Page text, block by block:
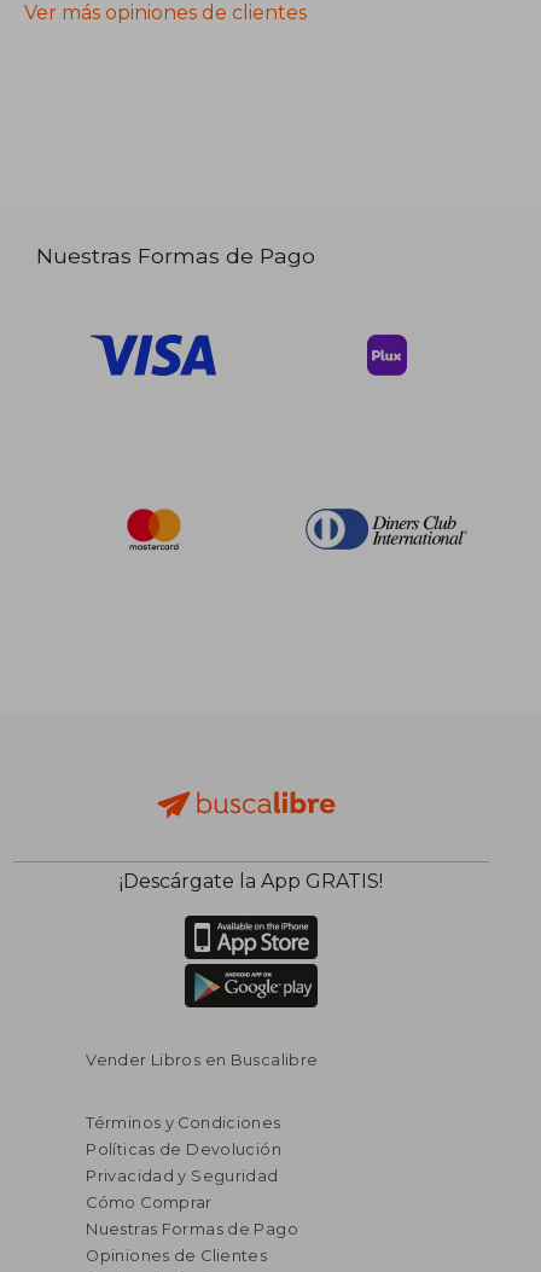
Ver más opiniones de clientes
Nuestras Formas de Pago
¡Descárgate la App GRATIS!
Vender Libros en Buscalibre
Términos y Condiciones
Políticas de Devolución
Privacidad y Seguridad
Cómo Comprar
Nuestras Formas de Pago
Opiniones de Clientes